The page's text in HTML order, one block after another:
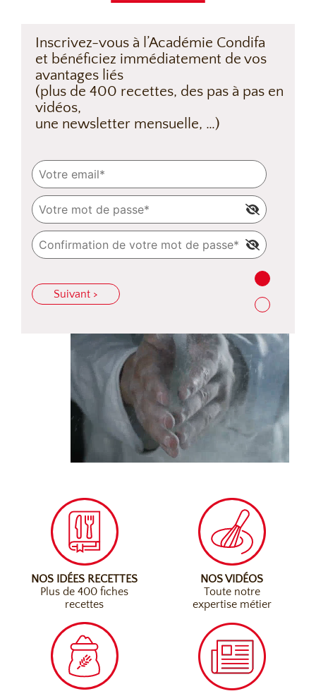
Inscrivez-vous à l’Académie Condifa
et bénéficiez immédiatement de vos
avantages liés
(plus de 400 recettes, des pas à pas en
vidéos,
une newsletter mensuelle, …)
Suivant >
NOS IDÉES RECETTES
Plus de 400 fiches
recettes
NOS VIDÉOS
Toute notre
expertise métier